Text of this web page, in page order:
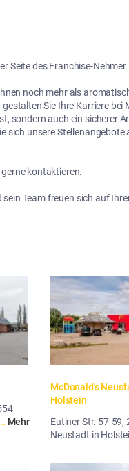
Seite des Franchise-
noch mehr als
gestalten Sie Ihre Karriere
sondern auch ein sicherer
sich unsere
kontaktieren.
Team freuen sich auf
Mehr
McDonald's
Holstein
Eutiner Str. 57-59,
Neustadt in